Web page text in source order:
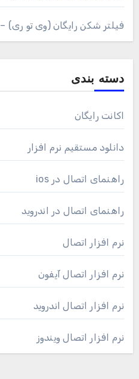
فیلتر شکن رایگان (وی تو ری) – 29 خرداد 1405
دسته بندی
اکانت رایگان
دانلود مستقیم نرم افزار
راهنمای اتصال در ios
راهنمای اتصال در اندروید
نرم افزار اتصال
نرم افزار اتصال آیفون
نرم افزار اتصال اندروید
نرم افزار اتصال ویندوز